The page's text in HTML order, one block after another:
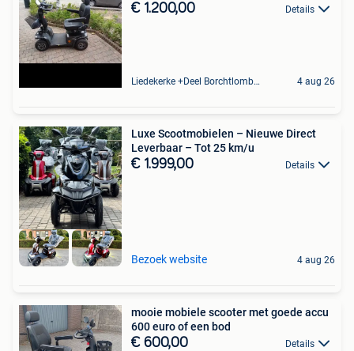
€ 1.200,00 Details
Liedekerke +Deel Borchtlombeek 4 aug 26
Luxe Scootmobielen – Nieuwe Direct
Leverbaar – Tot 25 km/u
€ 1.999,00 Details
Bezoek website 4 aug 26
mooie mobiele scooter met goede accu
600 euro of een bod
€ 600,00 Details